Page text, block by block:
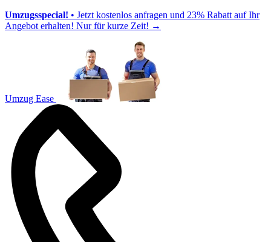
Umzugsspecial! • Jetzt kostenlos anfragen und 23% Rabatt auf Ihr
Angebot erhalten! Nur für kurze Zeit! →
Umzug Ease